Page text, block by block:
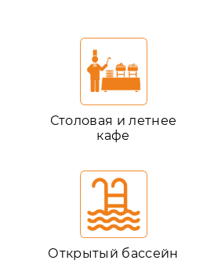
Столовая и летнее
кафе
Открытый бассейн